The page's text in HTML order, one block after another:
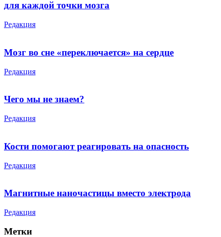
для каждой точки мозга
Редакция
Мозг во сне «переключается» на сердце
Редакция
Чего мы не знаем?
Редакция
Кости помогают реагировать на опасность
Редакция
Магнитные наночастицы вместо электрода
Редакция
Метки